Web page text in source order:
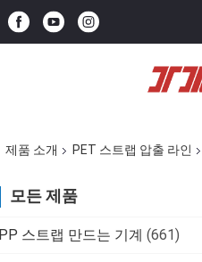
제품 소개 PET 스트랩 압출 라인
모든 제품
PP 스트랩 만드는 기계 (661)